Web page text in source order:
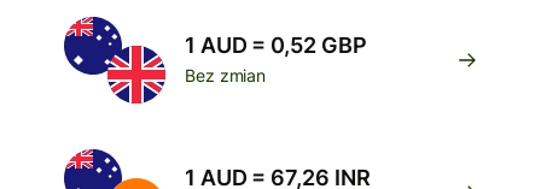
1 AUD = 0,52 GBP
Bez zmian
1 AUD = 67,26 INR